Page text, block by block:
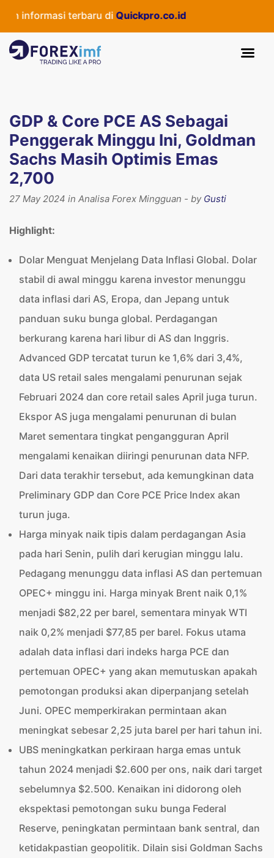
terbaru diQuickpro.co.id
GDP & Core PCE AS Sebagai
Penggerak Minggu Ini, Goldman
Sachs Masih Optimis Emas
2,700
27 May 2024 in Analisa Forex Mingguan - by Gusti
Highlight:
Dolar Menguat Menjelang Data Inflasi Global. Dolar
stabil di awal minggu karena investor menunggu
data inflasi dari AS, Eropa, dan Jepang untuk
panduan suku bunga global. Perdagangan
berkurang karena hari libur di AS dan Inggris.
Advanced GDP tercatat turun ke 1,6% dari 3,4%,
data US retail sales mengalami penurunan sejak
Februari 2024 dan core retail sales April juga turun.
Ekspor AS juga mengalami penurunan di bulan
Maret sementara tingkat pengangguran April
mengalami kenaikan diiringi penurunan data NFP.
Dari data terakhir tersebut, ada kemungkinan data
Preliminary GDP dan Core PCE Price Index akan
turun juga.
Harga minyak naik tipis dalam perdagangan Asia
pada hari Senin, pulih dari kerugian minggu lalu.
Pedagang menunggu data inflasi AS dan pertemuan
OPEC+ minggu ini. Harga minyak Brent naik 0,1%
menjadi $82,22 per barel, sementara minyak WTI
naik 0,2% menjadi $77,85 per barel. Fokus utama
adalah data inflasi dari indeks harga PCE dan
pertemuan OPEC+ yang akan memutuskan apakah
pemotongan produksi akan diperpanjang setelah
Juni. OPEC memperkirakan permintaan akan
meningkat sebesar 2,25 juta barel per hari tahun ini.
UBS meningkatkan perkiraan harga emas untuk
tahun 2024 menjadi $2.600 per ons, naik dari target
sebelumnya $2.500. Kenaikan ini didorong oleh
ekspektasi pemotongan suku bunga Federal
Reserve, peningkatan permintaan bank sentral, dan
ketidakpastian geopolitik. Dilain sisi Goldman Sachs